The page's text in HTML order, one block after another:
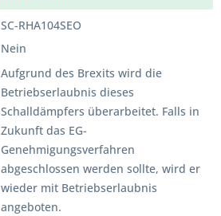
SC-RHA104SEO
Nein
Aufgrund des Brexits wird die
Betriebserlaubnis dieses
Schalldämpfers überarbeitet. Falls in
Zukunft das EG-
Genehmigungsverfahren
abgeschlossen werden sollte, wird er
wieder mit Betriebserlaubnis
angeboten.